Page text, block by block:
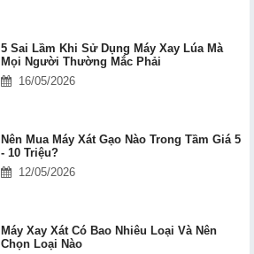
5 Sai Lầm Khi Sử Dụng Máy Xay Lúa Mà
Mọi Người Thường Mắc Phải
16/05/2026
Nên Mua Máy Xát Gạo Nào Trong Tầm Giá 5
- 10 Triệu?
12/05/2026
Máy Xay Xát Có Bao Nhiêu Loại Và Nên
Chọn Loại Nào